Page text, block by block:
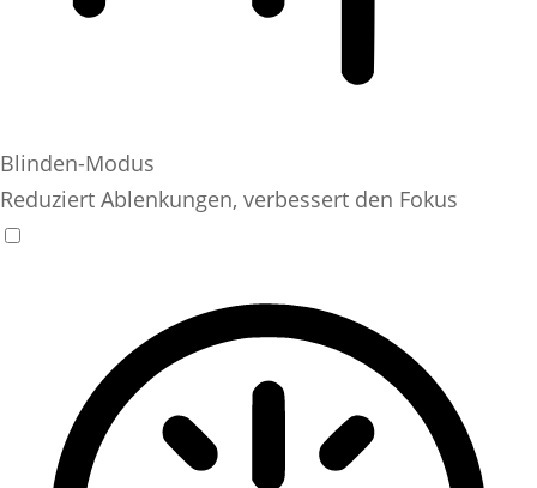
Blinden-Modus
Reduziert Ablenkungen, verbessert den Fokus